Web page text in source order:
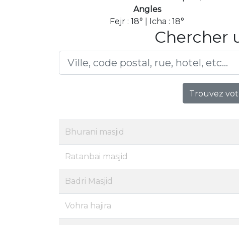
Angles
Fejr : 18° | Icha : 18°
Chercher
Trouvez
Bhurani masjid
Ratanbai masjid
Badri Masjid
Vohra hajira